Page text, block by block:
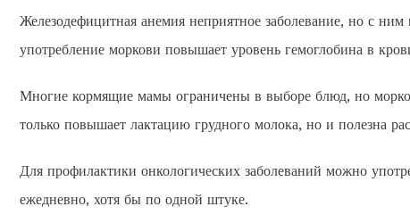
Железодефицитная анемия неприятное заболевание, но с
употребление моркови повышает уровень гемоглобина в
Многие кормящие мамы ограничены в выборе блюд, но
только повышает лактацию грудного молока, но и полезна
Для профилактики онкологических заболеваний можно
ежедневно, хотя бы по одной штуке.